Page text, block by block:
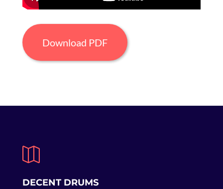
Download PDF

DECENT DRUMS